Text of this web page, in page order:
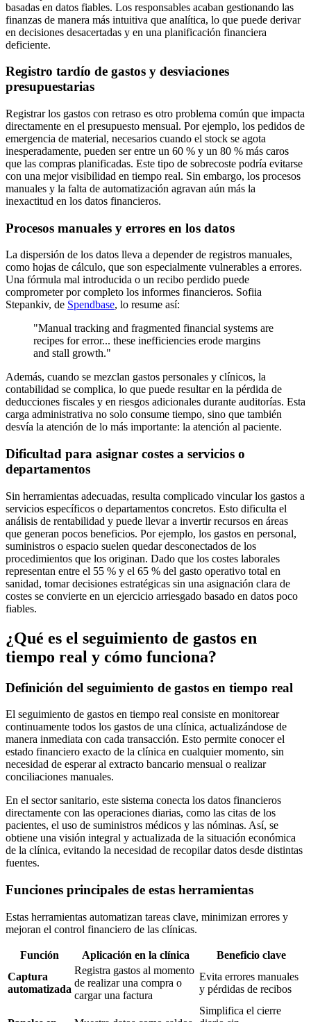
basadas en datos fiables. Los responsables acaban gestionando las
finanzas de manera más intuitiva que analítica, lo que puede derivar
en decisiones desacertadas y en una planificación financiera
deficiente.
Registro tardío de gastos y desviaciones
presupuestarias
Registrar los gastos con retraso es otro problema común que impacta
directamente en el presupuesto mensual. Por ejemplo, los pedidos de
emergencia de material, necesarios cuando el stock se agota
inesperadamente, pueden ser entre un 60 % y un 80 % más caros
que las compras planificadas. Este tipo de sobrecoste podría evitarse
con una mejor visibilidad en tiempo real. Sin embargo, los procesos
manuales y la falta de automatización agravan aún más la
inexactitud en los datos financieros.
Procesos manuales y errores en los datos
La dispersión de los datos lleva a depender de registros manuales,
como hojas de cálculo, que son especialmente vulnerables a errores.
Una fórmula mal introducida o un recibo perdido puede
comprometer por completo los informes financieros. Sofiia
Stepankiv, de Spendbase, lo resume así:
"Manual tracking and fragmented financial systems are
recipes for error... these inefficiencies erode margins
and stall growth."
Además, cuando se mezclan gastos personales y clínicos, la
contabilidad se complica, lo que puede resultar en la pérdida de
deducciones fiscales y en riesgos adicionales durante auditorías. Esta
carga administrativa no solo consume tiempo, sino que también
desvía la atención de lo más importante: la atención al paciente.
Dificultad para asignar costes a servicios o
departamentos
Sin herramientas adecuadas, resulta complicado vincular los gastos a
servicios específicos o departamentos concretos. Esto dificulta el
análisis de rentabilidad y puede llevar a invertir recursos en áreas
que generan pocos beneficios. Por ejemplo, los gastos en personal,
suministros o espacio suelen quedar desconectados de los
procedimientos que los originan. Dado que los costes laborales
representan entre el 55 % y el 65 % del gasto operativo total en
sanidad, tomar decisiones estratégicas sin una asignación clara de
costes se convierte en un ejercicio arriesgado basado en datos poco
fiables.
¿Qué es el seguimiento de gastos en
tiempo real y cómo funciona?
Definición del seguimiento de gastos en tiempo real
El seguimiento de gastos en tiempo real consiste en monitorear
continuamente todos los gastos de una clínica, actualizándose de
manera inmediata con cada transacción. Esto permite conocer el
estado financiero exacto de la clínica en cualquier momento, sin
necesidad de esperar al extracto bancario mensual o realizar
conciliaciones manuales.
En el sector sanitario, este sistema conecta los datos financieros
directamente con las operaciones diarias, como las citas de los
pacientes, el uso de suministros médicos y las nóminas. Así, se
obtiene una visión integral y actualizada de la situación económica
de la clínica, evitando la necesidad de recopilar datos desde distintas
fuentes.
Funciones principales de estas herramientas
Estas herramientas automatizan tareas clave, minimizan errores y
mejoran el control financiero de las clínicas.
Función Aplicación en la clínica
Beneficio clave
Captura
automatizada
Registra gastos al momento
de realizar una compra o
cargar una factura
Evita errores manuales
y pérdidas de recibos
Simplifica el cierre